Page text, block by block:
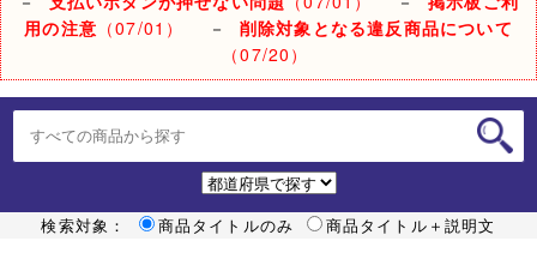
用の注意 （07/01） － 削除対象となる違反商品について
（07/20）
検索対象： 商品タイトルのみ 商品タイトル＋説明文